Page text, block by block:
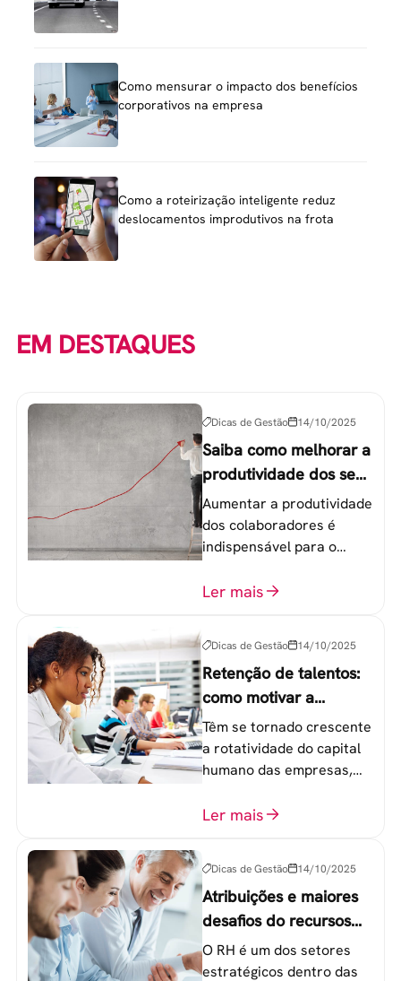
Como mensurar o impacto dos benefícios
corporativos na empresa
Como a roteirização inteligente reduz
deslocamentos improdutivos na frota
EM DESTAQUES
Dicas de Gestão 14/10/2025
Saiba como melhorar a
produtividade dos seus
colaboradores
Aumentar a produtividade
dos colaboradores é
indispensável para o
equipe de trabalho. 6
Ler mais
Dicas de Gestão 14/10/2025
Retenção de talentos:
como motivar a
geração Y nas
empresas?
Têm se tornado crescente
a rotatividade do capital
humano das empresas,
colaboradores na faixa de
Ler mais
Dicas de Gestão 14/10/2025
Atribuições e maiores
desafios do recursos
humanos em uma
empresa
O RH é um dos setores
estratégicos dentro das